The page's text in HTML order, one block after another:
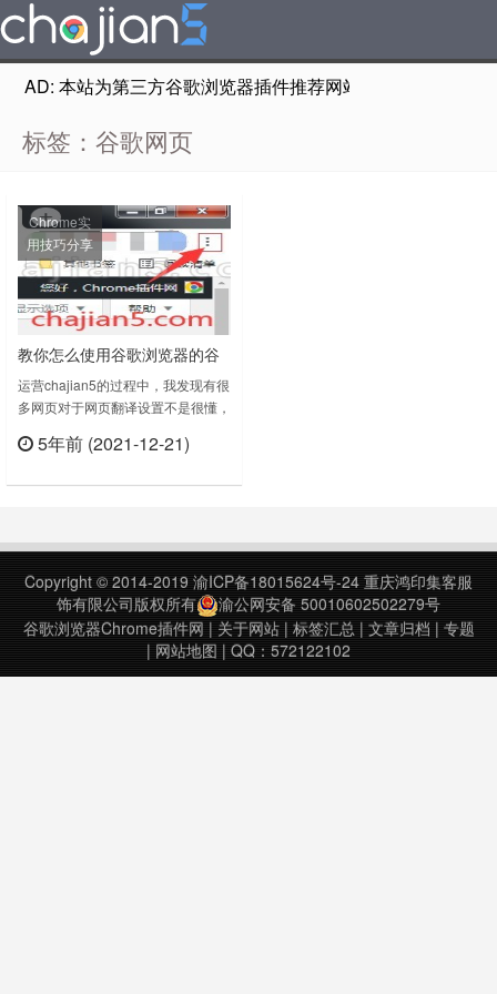
AD: 本站为第三方谷歌浏览器插件推荐网站，非Google
标签：谷歌网页
Chrome实
用技巧分享
教你怎么使用谷歌浏览器的谷
歌翻译来翻译整个网页
运营chajian5的过程中，我发现有很
多网页对于网页翻译设置不是很懂，
的使用谷歌Chrome浏览器翻译网
以通过浏览器右上角的三个点进入菜
捷方法，在浏览器的地址栏输入
chrome://set……
5年前 (2021-12-21)
Copyright © 2014-2019 渝ICP备18015624号-24 重庆鸿印集客服
饰有限公司版权所有
渝公网安备 50010602502279号
谷歌浏览器Chrome插件网 | 关于网站| 标签汇总| 文章归档 | 专题
| 网站地图 | QQ：572122102